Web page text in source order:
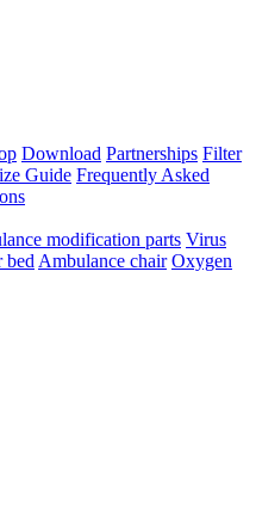
Download Partnerships Filter
Guide Frequently Asked
modification parts Virus
bed Ambulance chair Oxygen